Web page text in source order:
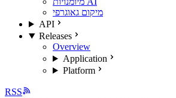
מיקום גאוגרפי
API
Releases
Overview
Application
Platform
RSS